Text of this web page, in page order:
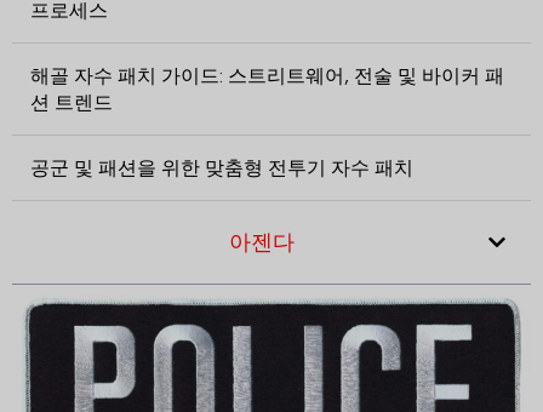
프로세스
해골 자수 패치 가이드: 스트리트웨어, 전술 및 바이커 패
션 트렌드
공군 및 패션을 위한 맞춤형 전투기 자수 패치
아젠다